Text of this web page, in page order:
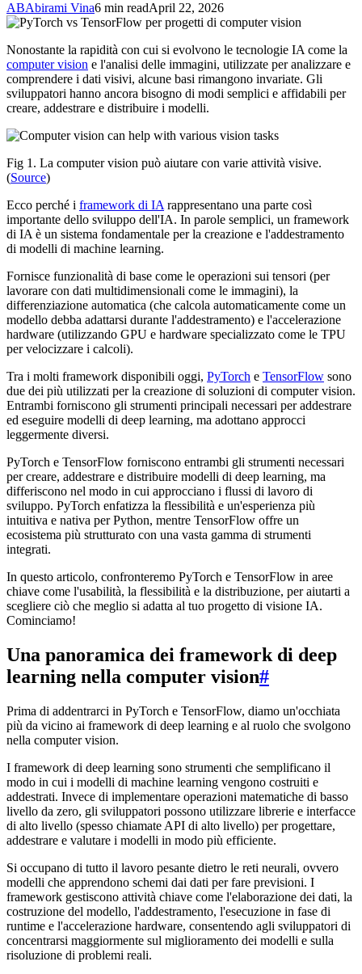
ABAbirami Vina6 min readApril 22, 2026
Nonostante la rapidità con cui si evolvono le tecnologie IA come la
computer vision e l'analisi delle immagini, utilizzate per analizzare e
comprendere i dati visivi, alcune basi rimangono invariate. Gli
sviluppatori hanno ancora bisogno di modi semplici e affidabili per
creare, addestrare e distribuire i modelli.
Fig 1. La computer vision può aiutare con varie attività visive.
(Source)
Ecco perché i framework di IA rappresentano una parte così
importante dello sviluppo dell'IA. In parole semplici, un framework
di IA è un sistema fondamentale per la creazione e l'addestramento
di modelli di machine learning.
Fornisce funzionalità di base come le operazioni sui tensori (per
lavorare con dati multidimensionali come le immagini), la
differenziazione automatica (che calcola automaticamente come un
modello debba adattarsi durante l'addestramento) e l'accelerazione
hardware (utilizzando GPU e hardware specializzato come le TPU
per velocizzare i calcoli).
Tra i molti framework disponibili oggi, PyTorch e TensorFlow sono
due dei più utilizzati per la creazione di soluzioni di computer vision.
Entrambi forniscono gli strumenti principali necessari per addestrare
ed eseguire modelli di deep learning, ma adottano approcci
leggermente diversi.
PyTorch e TensorFlow forniscono entrambi gli strumenti necessari
per creare, addestrare e distribuire modelli di deep learning, ma
differiscono nel modo in cui approcciano i flussi di lavoro di
sviluppo. PyTorch enfatizza la flessibilità e un'esperienza più
intuitiva e nativa per Python, mentre TensorFlow offre un
ecosistema più strutturato con una vasta gamma di strumenti
integrati.
In questo articolo, confronteremo PyTorch e TensorFlow in aree
chiave come l'usabilità, la flessibilità e la distribuzione, per aiutarti a
scegliere ciò che meglio si adatta al tuo progetto di visione IA.
Cominciamo!
Una panoramica dei framework di deep
learning nella computer vision#
Prima di addentrarci in PyTorch e TensorFlow, diamo un'occhiata
più da vicino ai framework di deep learning e al ruolo che svolgono
nella computer vision.
I framework di deep learning sono strumenti che semplificano il
modo in cui i modelli di machine learning vengono costruiti e
addestrati. Invece di implementare operazioni matematiche di basso
livello da zero, gli sviluppatori possono utilizzare librerie e interfacce
di alto livello (spesso chiamate API di alto livello) per progettare,
addestrare e valutare i modelli in modo più efficiente.
Si occupano di tutto il lavoro pesante dietro le reti neurali, ovvero
modelli che apprendono schemi dai dati per fare previsioni. I
framework gestiscono attività chiave come l'elaborazione dei dati, la
costruzione del modello, l'addestramento, l'esecuzione in fase di
runtime e l'accelerazione hardware, consentendo agli sviluppatori di
concentrarsi maggiormente sul miglioramento dei modelli e sulla
risoluzione di problemi reali.